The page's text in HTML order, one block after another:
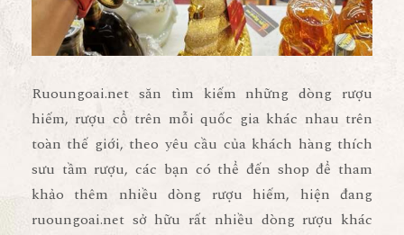
Ruoungoai.net săn tìm kiếm những dòng rượu
hiếm, rượu cổ trên mỗi quốc gia khác nhau trên
toàn thế giới, theo yêu cầu của khách hàng thích
sưu tầm rượu, các bạn có thể đến shop để tham
khảo thêm nhiều dòng rượu hiếm, hiện đang
ruoungoai.net sở hữu rất nhiều dòng rượu khác